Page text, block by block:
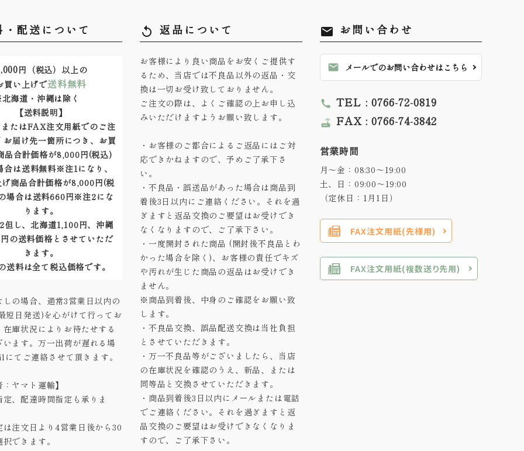
・配送について
円（税込）以上の
買い上げで送料無料
海道・沖縄は除く
【送料説明】
またはFAX注文用紙でのご注
お届け先一箇所につき、お買
品合計価格が8,000円(税込)
合は送料無料※注1になり、
商品合計価格が8,000円(税
場合は送料660円※注2にな
ります。
し、北海道1,100円、沖縄
の送料価格とさせていただ
きます。
送料は全て税込価格です。
しの場合、通常3営業日以内の
短日発送)を心がけて行ってお
在庫状況によりお待たせする
います。万一出荷が遅れる場
てご連絡させて頂きます。
：ヤマト運輸】
、配達時間指定も承りま
は注文日より4営業日後から30
できます。
replay 返品について
お客様により良い商品をお安くご提供す
るため、当店では不良品以外の返品・交
換は一切お受け致しておりません。
ご注文の際は、よくご確認の上お申し込
みいただけますようお願い致します。
・お客様のご都合によるご返品にはご対
応できかねますので、予めご了承下さ
い。
・不良品・誤送品があった場合は商品到
着後3日以内にご連絡ください。それを過
ぎますと返品交換のご要望はお受けでき
なくなりますので、ご了承下さい。
・一度開封された商品 (開封後不良品とわ
かった場合を除く)、お客様の責任でキズ
や汚れが生じた商品の返品はお受けでき
ません。
※商品到着後、中身のご確認をお願い致
します。
・不良品交換、誤品配送交換は当社負担
とさせていただきます。
・万一不良品等がございましたら、当店
の在庫状況を確認のうえ、新品、または
同等品と交換させていただきます。
・商品到着後3日以内にメールまたは電話
でご連絡ください。それを過ぎますと返
品交換のご要望はお受けできなくなりま
すので、ご了承下さい。
mail お問い合わせ
mail メールでのお問い合わせはこちら
call TEL : 0766-72-0819
router FAX : 0766-74-3842
営業時間
月～金：08:30～19:00
土、日：09:00～19:00
（定休日：1月1日）
FAX注文用紙(先様用)
FAX注文用紙(複数送り先用)